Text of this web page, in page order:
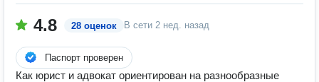
4.8 28 оценок В сети 2 нед. назад
Паспорт проверен
Как юрист и адвокат ориентирован на разнообразные